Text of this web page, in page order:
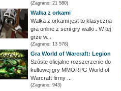
(Zagrano: 21 580)
Walka z orkami
Walka z orkami jest to klasyczna
gra online z serii gry walki . W tej
grze w...
(Zagrano: 13 578)
Gra World of Warcraft: Legion
Szóste oficjalne rozszerzenie do
kultowej gry MMORPG World of
Warcraft firmy ...
(Zagrano: 943)